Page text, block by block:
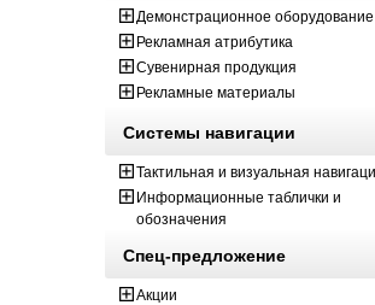
Демонстрационное оборудование
Рекламная атрибутика
Сувенирная продукция
Рекламные материалы
Системы навигации
Тактильная и визуальная
Информационные таблички и
обозначения
Спец-предложение
Акции